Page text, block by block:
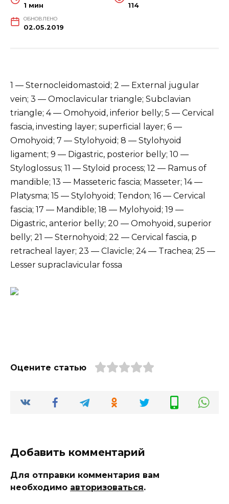
1 мин 114
ОБНОВЛЕНО
02.05.2019
1 — Sternocleidomastoid; 2 — External jugular
vein; 3 — Omoclavicular triangle; Subclavian
triangle; 4 — Omohyoid, inferior belly; 5 — Cervical
fascia, investing layer; superficial layer; 6 —
Omohyoid; 7 — Stylohyoid; 8 — Stylohyoid
ligament; 9 — Digastric, posterior belly; 10 —
Styloglossus; 11 — Styloid process; 12 — Ramus of
mandible; 13 — Masseteric fascia; Masseter; 14 —
Platysma; 15 — Stylohyoid; Tendon; 16 — Cervical
fascia; 17 — Mandible; 18 — Mylohyoid; 19 —
Digastric, anterior belly; 20 — Omohyoid, superior
belly; 21 — Sternohyoid; 22 — Cervical fascia, p
retracheal layer; 23 — Clavicle; 24 — Trachea; 25 —
Lesser supraclavicular fossa
Оцените статью
Добавить комментарий
Для отправки комментария вам
необходимо авторизоваться.